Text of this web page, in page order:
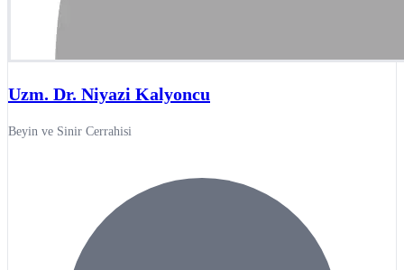
Uzm. Dr. Niyazi Kalyoncu
Beyin ve Sinir Cerrahisi